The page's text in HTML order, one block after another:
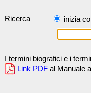
Ricerca inizia
I termini biografici e i
Link PDF al Manuale